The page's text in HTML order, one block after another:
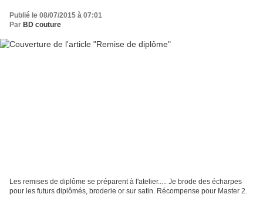
Publié le 08/07/2015 à 07:01
Par BD couture
Les remises de diplôme se préparent à l'atelier..... Je brode des écharpes
pour les futurs diplômés, broderie or sur satin. Récompense pour Master 2.